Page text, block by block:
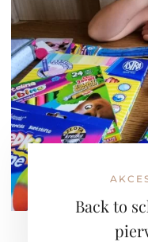
Back to